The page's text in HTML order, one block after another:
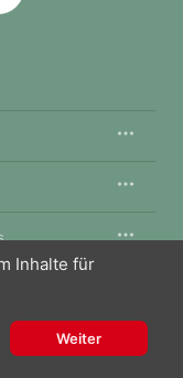
Inhalte für
Weiter